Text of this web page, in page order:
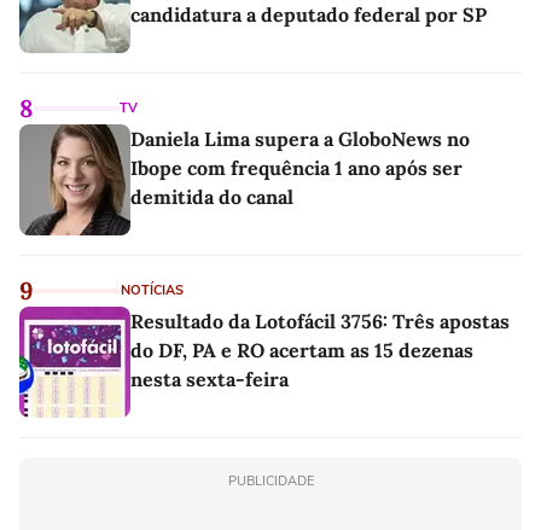
candidatura a deputado federal por SP
8 TV
Daniela Lima supera a GloboNews no
Ibope com frequência 1 ano após ser
demitida do canal
9 NOTÍCIAS
Resultado da Lotofácil 3756: Três apostas
do DF, PA e RO acertam as 15 dezenas
nesta sexta-feira
PUBLICIDADE